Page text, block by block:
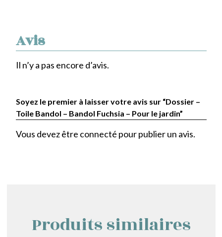
Avis
Il n’y a pas encore d’avis.
Soyez le premier à laisser votre avis sur “Dossier –
Toile Bandol – Bandol Fuchsia – Pour le jardin”
Vous devez être connecté pour publier un avis.
Produits similaires